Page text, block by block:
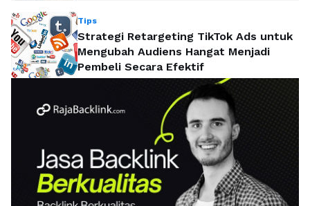
Tips
Strategi Retargeting TikTok Ads untuk
Mengubah Audiens Hangat Menjadi
Pembeli Secara Efektif